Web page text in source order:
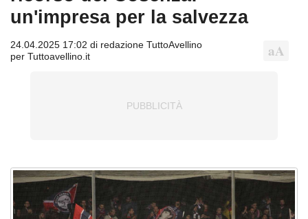
un'impresa per la salvezza
24.04.2025 17:02 di redazione TuttoAvellino
per Tuttoavellino.it